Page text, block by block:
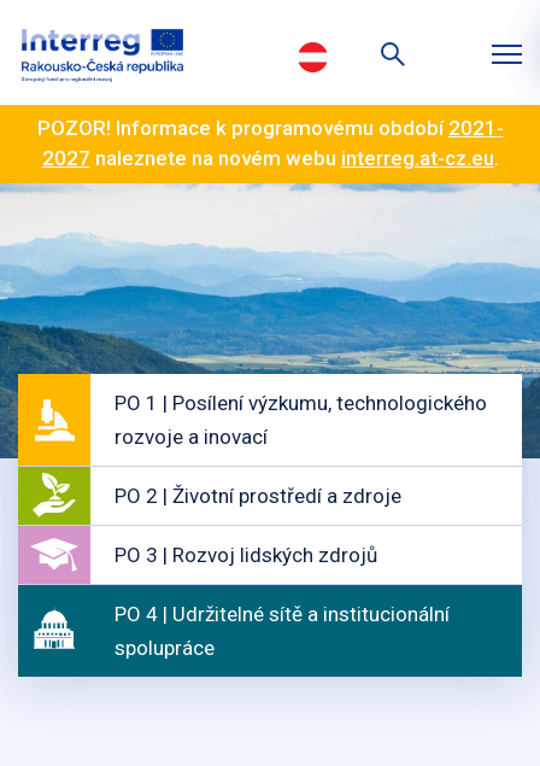
POZOR! Informace k programovému období 2021-
2027 naleznete na novém webu interreg.at-cz.eu.
PO 1 | Posílení výzkumu, technologického
rozvoje a inovací
PO 2 | Životní prostředí a zdroje
PO 3 | Rozvoj lidských zdrojů
PO 4 | Udržitelné sítě a institucionální
spolupráce